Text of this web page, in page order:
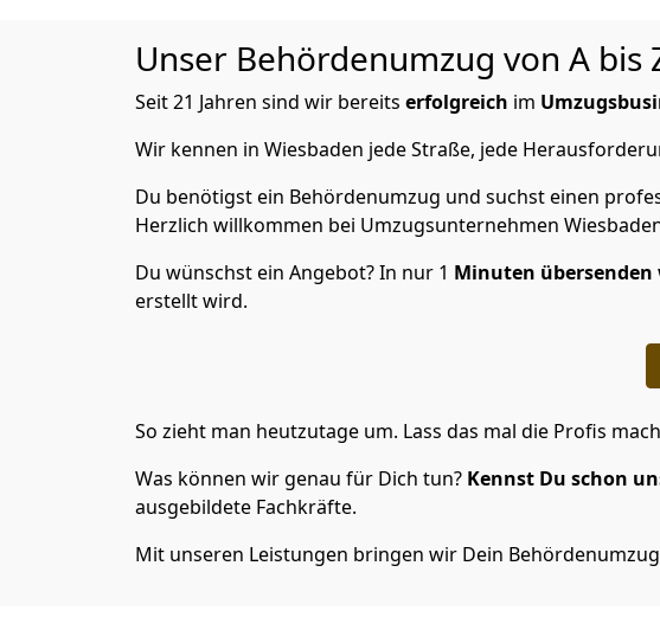
Unser Behördenumzug von A
Seit 21 Jahren sind wir bereits erfolgreich im
Wir kennen in Wiesbaden jede Straße, jede
Du benötigst ein Behördenumzug und suchst einen
Herzlich willkommen bei Umzugsunternehmen
Du wünschst ein Angebot? In nur 1 Minuten
erstellt wird.
So zieht man heutzutage um. Lass das mal die Profis
Was können wir genau für Dich tun? Kennst Du schon
ausgebildete Fachkräfte.
Mit unseren Leistungen bringen wir Dein